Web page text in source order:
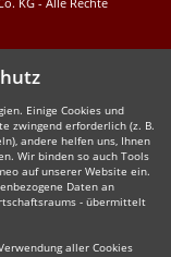
Einige Cookies und
zwingend erforderlich (z. B.
andere helfen uns, Ihnen
Wir binden so auch Tools
auf unserer Website ein.
Daten an
- übermittelt
aller Cookies